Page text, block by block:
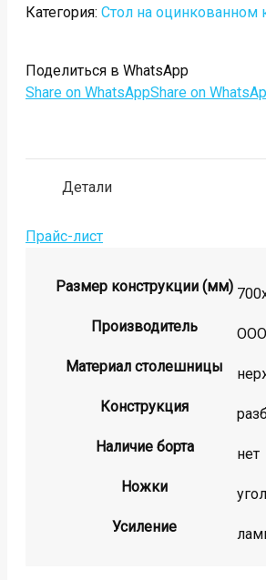
Категория: Стол на оцинкованном
Поделиться в WhatsApp
Share on WhatsAppShare on
Детали
Прайс-лист
Размер конструкции (мм)
Производитель
Материал столешницы
Конструкция
Наличие борта
нет
Ножки
Усиление